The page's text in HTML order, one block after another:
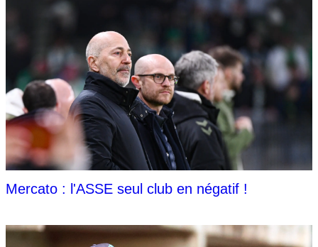
Mercato : l'ASSE seul club en négatif !